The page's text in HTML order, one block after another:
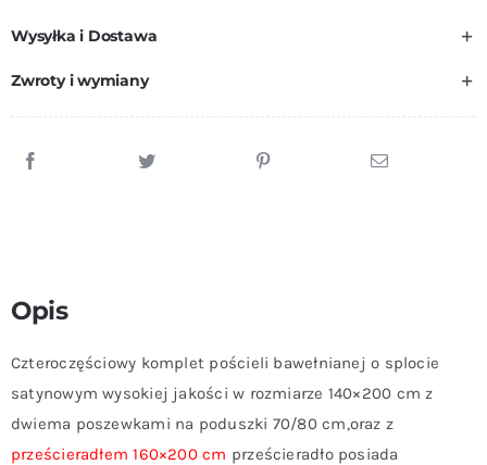
Wysyłka i Dostawa
Zwroty i wymiany
Opis
Czteroczęściowy komplet pościeli bawełnianej o splocie
satynowym wysokiej jakości w rozmiarze 140×200 cm z
dwiema poszewkami na poduszki 70/80 cm,oraz z
prześcieradłem 160×200 cm prześcieradło posiada